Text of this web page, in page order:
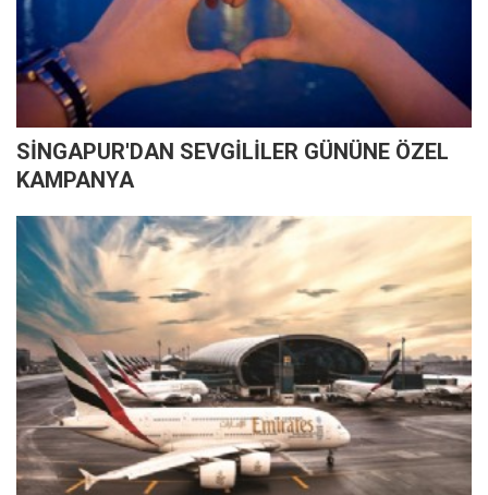
SİNGAPUR'DAN SEVGİLİLER GÜNÜNE ÖZEL
KAMPANYA